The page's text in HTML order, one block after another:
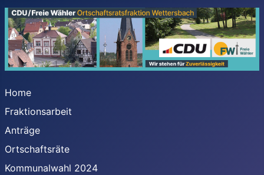
Home
Fraktionsarbeit
Anträge
Ortschaftsräte
Kommunalwahl 2024